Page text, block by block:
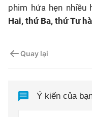
phim hứa hẹn nhiều
Hai, thứ Ba, thứ Tư
Quay lại
Ý kiến của